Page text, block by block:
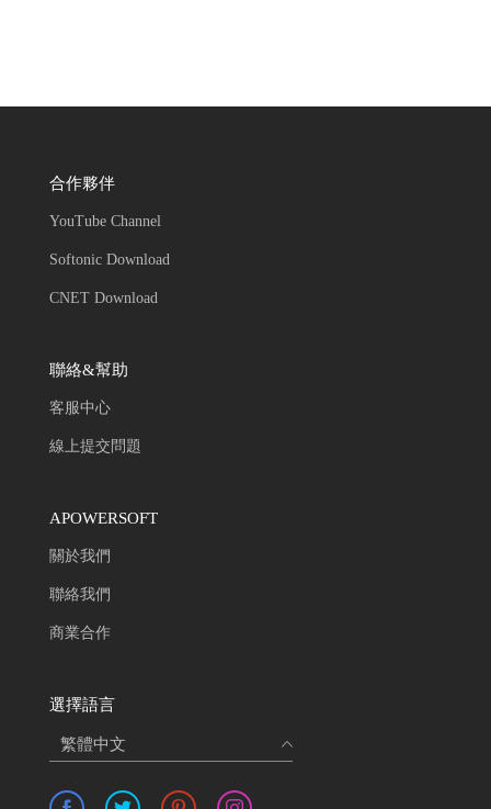
合作夥伴
YouTube Channel
Softonic Download
CNET Download
聯絡&幫助
客服中心
線上提交問題
APOWERSOFT
關於我們
聯絡我們
商業合作
選擇語言
繁體中文